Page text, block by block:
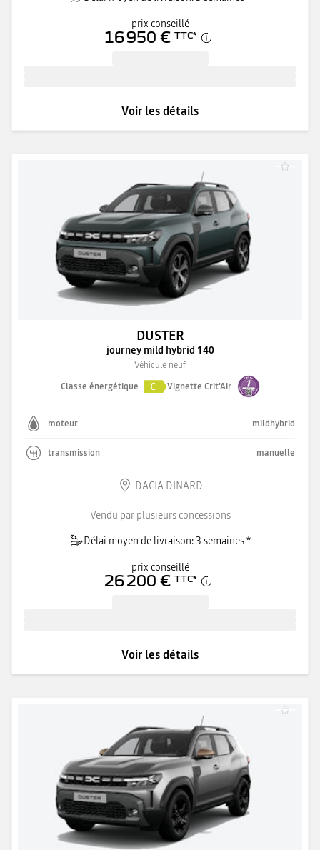
prix conseillé
16 950 € TTC*
Voir les détails
DUSTER
journey mild hybrid 140
Véhicule neuf
Classe énergétique
C Vignette Crit'Air
moteur mildhybrid
transmission manuelle
DACIA DINARD
Vendu par plusieurs concessions
Délai moyen de livraison: 3 semaines *
prix conseillé
26 200 € TTC*
Voir les détails